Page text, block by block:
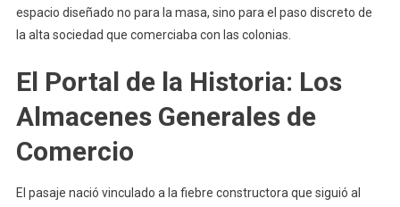
espacio diseñado no para la masa, sino para el paso discreto de
la alta sociedad que comerciaba con las colonias.
El Portal de la Historia: Los
Almacenes Generales de
Comercio
El pasaje nació vinculado a la fiebre constructora que siguió al